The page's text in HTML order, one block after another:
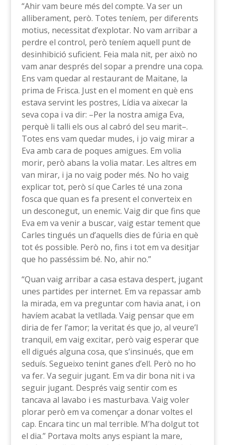
“Ahir vam beure més del compte. Va ser un
alliberament, però. Totes teníem, per diferents
motius, necessitat d’explotar. No vam arribar a
perdre el control, però teníem aquell punt de
desinhibició suficient. Feia mala nit, per això no
vam anar després del sopar a prendre una copa.
Ens vam quedar al restaurant de Maitane, la
prima de Frisca. Just en el moment en què ens
estava servint les postres, Lídia va aixecar la
seva copa i va dir: –Per la nostra amiga Eva,
perquè li talli els ous al cabró del seu marit–.
Totes ens vam quedar mudes, i jo vaig mirar a
Eva amb cara de poques amigues. Em volia
morir, però abans la volia matar. Les altres em
van mirar, i ja no vaig poder més. No ho vaig
explicar tot, però sí que Carles té una zona
fosca que quan es fa present el converteix en
un desconegut, un enemic. Vaig dir que fins que
Eva em va venir a buscar, vaig estar tement que
Carles tingués un d’aquells dies de fúria en què
tot és possible. Però no, fins i tot em va desitjar
que ho passéssim bé. No, ahir no.”
“Quan vaig arribar a casa estava despert, jugant
unes partides per internet. Em va repassar amb
la mirada, em va preguntar com havia anat, i on
havíem acabat la vetllada. Vaig pensar que em
diria de fer l’amor; la veritat és que jo, al veure’l
tranquil, em vaig excitar, però vaig esperar que
ell digués alguna cosa, que s’insinués, que em
seduís. Segueixo tenint ganes d’ell. Però no ho
va fer. Va seguir jugant. Em va dir bona nit i va
seguir jugant. Després vaig sentir com es
tancava al lavabo i es masturbava. Vaig voler
plorar però em va començar a donar voltes el
cap. Encara tinc un mal terrible. M’ha dolgut tot
el dia.” Portava molts anys espiant la mare,